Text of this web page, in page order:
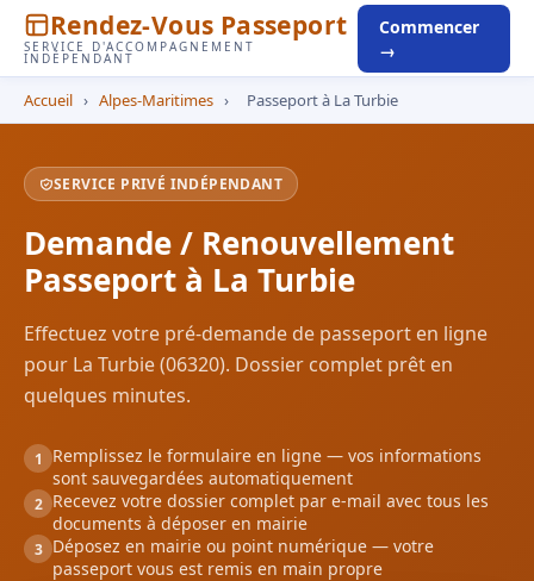
Rendez-Vous Passeport
SERVICE D'ACCOMPAGNEMENT
INDÉPENDANT
Commencer
→
Accueil › Alpes-Maritimes › Passeport à La Turbie
SERVICE PRIVÉ INDÉPENDANT
Demande / Renouvellement
Passeport à La Turbie
Effectuez votre pré-demande de passeport en ligne
pour La Turbie (06320). Dossier complet prêt en
quelques minutes.
1
Remplissez le formulaire en ligne — vos informations
sont sauvegardées automatiquement
2 Recevez votre dossier complet par e-mail avec tous les
documents à déposer en mairie
3 Déposez en mairie ou point numérique — votre
passeport vous est remis en main propre